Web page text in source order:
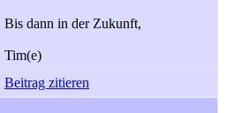
Bis dann in der Zukunft,
Tim(e)
Beitrag zitieren